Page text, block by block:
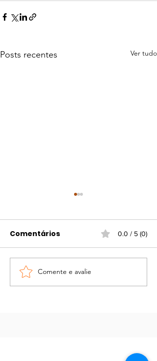
Posts recentes Ver tudo
Férias na Biblioteca
Comentários 0.0 / 5 (0)
Comente e avalie